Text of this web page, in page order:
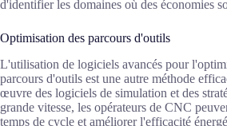
d'identifier les domaines où des économies
Optimisation des parcours d'outils
L'utilisation de logiciels avancés pour
parcours d'outils est une autre méthode
œuvre des logiciels de simulation et des
grande vitesse, les opérateurs de CNC
temps de cycle et améliorer l'efficacité